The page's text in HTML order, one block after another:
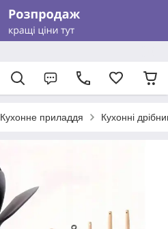
Кухонне приладдя Кухонні